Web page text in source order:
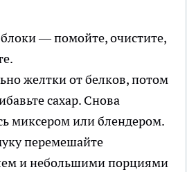
— помойте, очистите,
желтки от белков, потом
сахар. Снова
миксером или блендером.
перемешайте
и небольшими порциями